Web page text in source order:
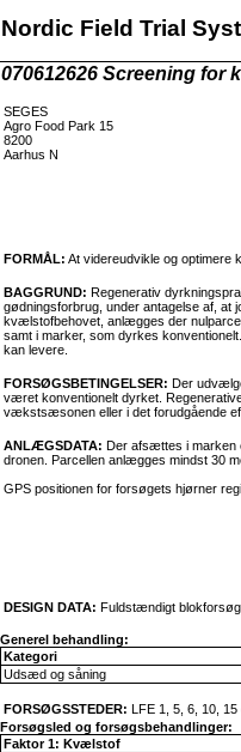
Nordic Field Trial
070612626 Screening for
SEGES
Agro Food Park 15
8200
Aarhus N
FORMÅL: At videreudvikle og optimere
BAGGRUND: Regenerativ
gødningsforbrug, under antagelse af,
kvælstofbehovet, anlægges der
samt i marker, som dyrkes
kan levere.
FORSØGSBETINGELSER: Der
været konventionelt dyrket.
vækstsæsonen eller i det forudgående
ANLÆGSDATA: Der afsættes i marken
dronen. Parcellen anlægges mindst 30
GPS positionen for forsøgets hjørner
DESIGN DATA: Fuldstændigt
Generel behandling:
Kategori
Udsæd og såning
FORSØGSSTEDER: LFE 1, 5, 6, 10, 15
Forsøgsled og forsøgsbehandlinger:
Faktor 1: Kvælstof